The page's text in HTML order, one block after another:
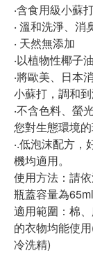
‧含食用級小蘇
‧ 溫和洗淨、消
‧ 天然無添加
‧以植物性椰子
‧將歐美、日本
小蘇打，調和
‧不含色料、螢
您對生態環境的
‧.低泡沫配方
機均適用。
使用方法：請
瓶蓋容量為
適用範圍：棉
的衣物均能使
冷洗精)